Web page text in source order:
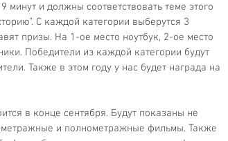
и должны соответствовать теме этого
С каждой категории выберутся 3
призы. На 1-ое место ноутбук, 2-ое место
Победители из каждой категории будут
Также в этом году у нас будет награда на
в конце сентября. Будут показаны не
и полнометражные фильмы. Также